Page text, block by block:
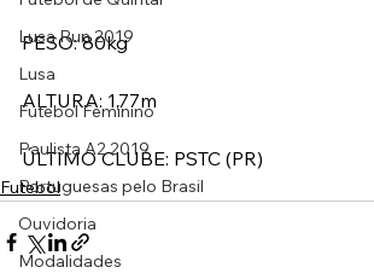
Lusa Run 2019
Lusa
Futebol Feminino
Paulista A2 2019
Portuguesas pelo Brasil
Ouvidoria
Modalidades
PESO: 80kg
ALTURA: 1,77m
ÚLTIMO CLUBE: PSTC (PR)
Futebol